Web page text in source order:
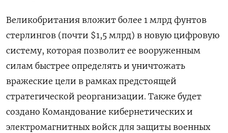
Великобритания вложит более 1 млрд фунтов
стерлингов (почти $1,5 млрд) в новую цифровую
систему, которая позволит ее вооруженным
силам быстрее определять и уничтожать
вражеские цели в рамках предстоящей
стратегической реорганизации. Также будет
создано Командование кибернетических и
электромагнитных войск для защиты военных